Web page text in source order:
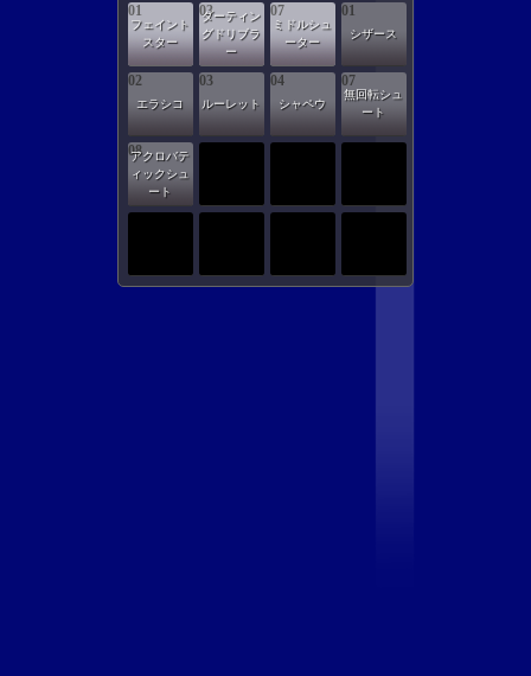
01
フェイント
スター
03
ダーティン
グドリブラ
ー
07
ミドルシュ
ーター
01
シザース
02
エラシコ
03
ルーレット
04
シャペウ
07
無回転シュ
ート
08
アクロバテ
ィックシュ
ート